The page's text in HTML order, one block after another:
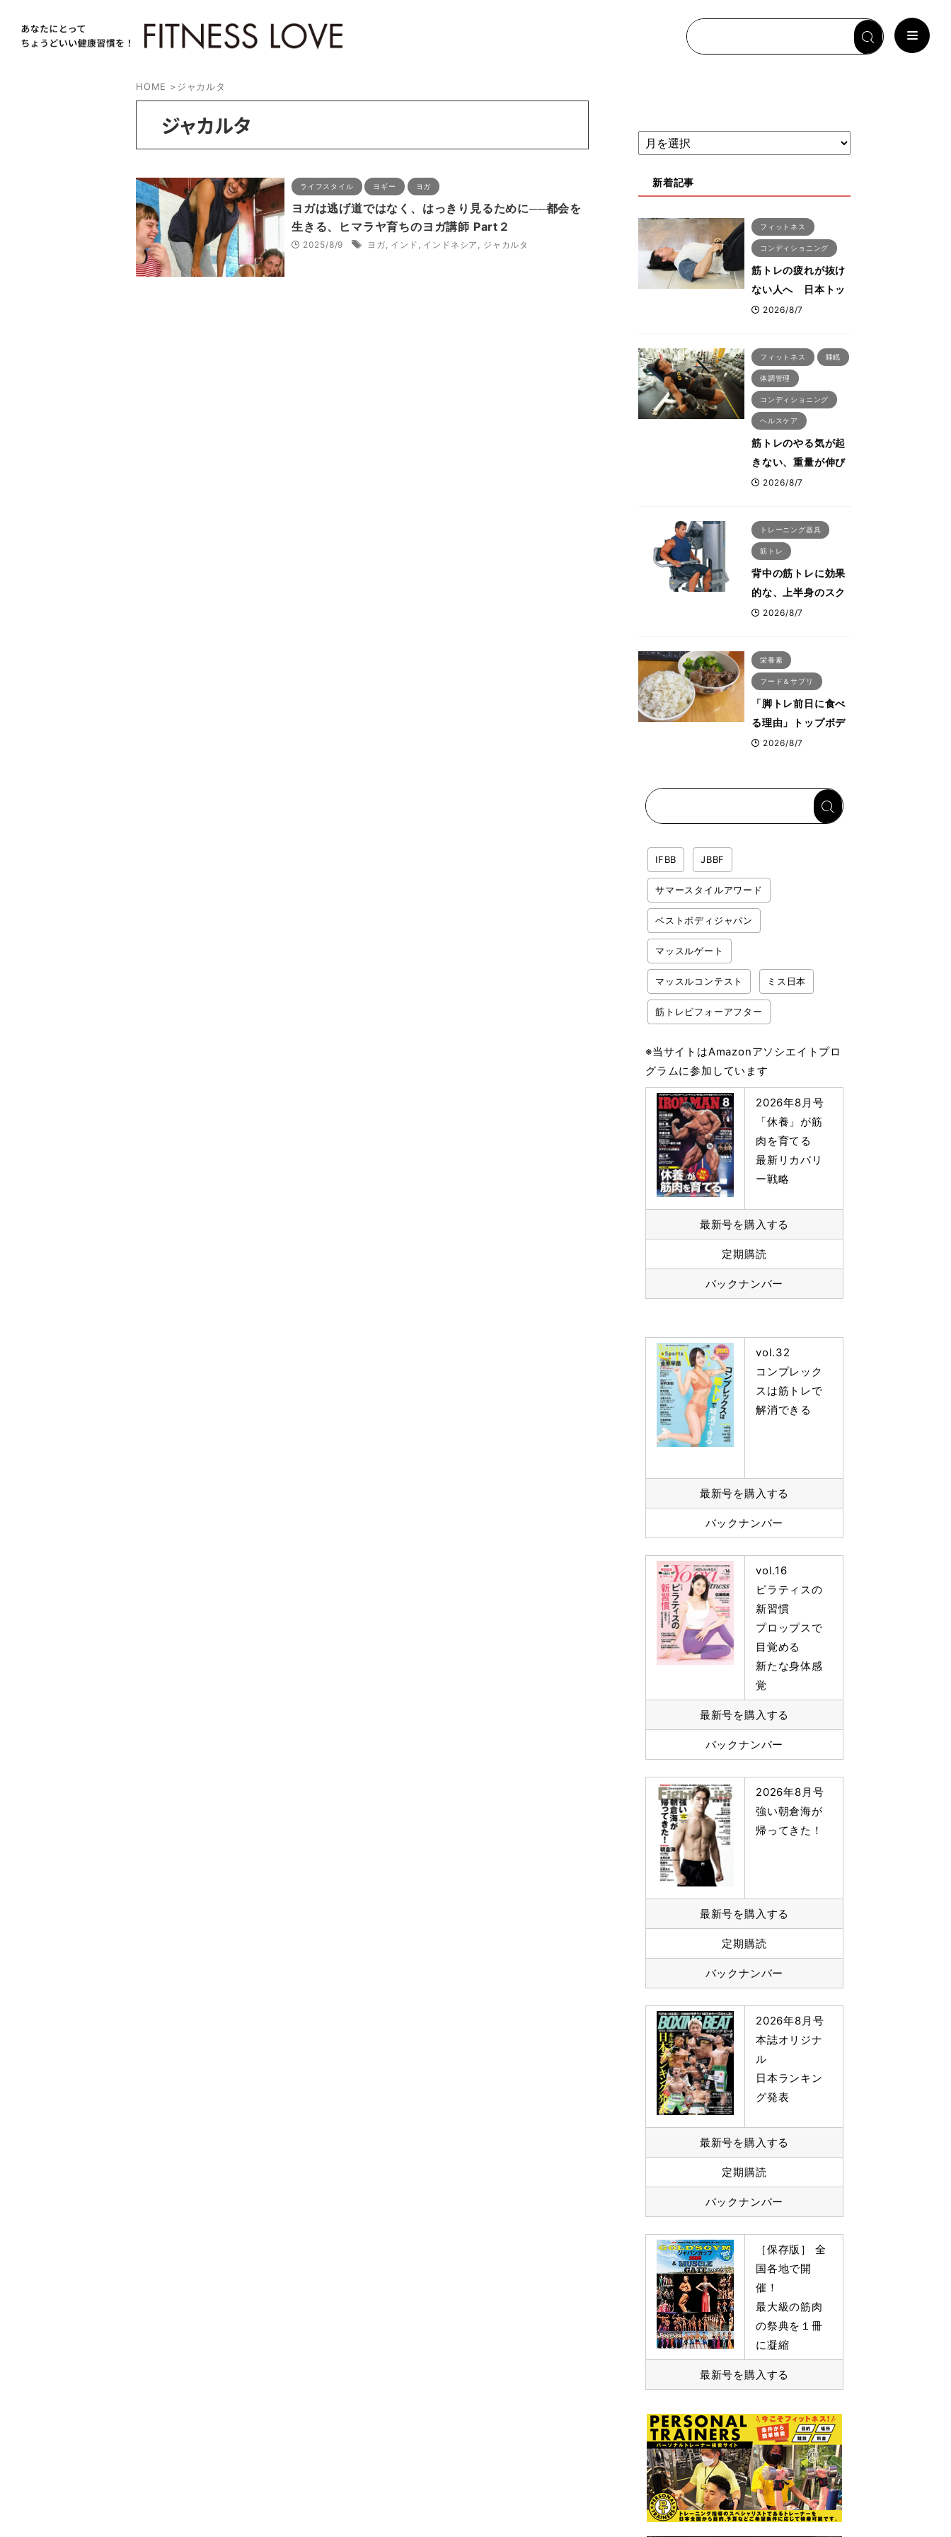
HOME >ジャカルタ
ジャカルタ
ライフスタイル ヨギー ヨガ
ヨガは逃げ道ではなく、はっきり見るために──都会を
生きる、ヒマラヤ育ちのヨガ講師 Part２
2025/8/9 ヨガ, インド , インドネシア , ジャカルタ
新着記事
フィットネス
コンディショニング
筋トレの疲れが抜け
ない人へ 日本トッ
プボディビルダー・
る「回復習慣」
2026/8/7
フィットネス 睡眠
体調管理
コンディショニング
ヘルスケア
筋トレのやる気が起
きない、重量が伸び
ない ボディビル世
える食事・睡眠・呼
吸の整え方
2026/8/7
トレーニング器具
筋トレ
背中の筋トレに効果
的な、上半身のスク
ワットとも言われた
ス・プルオーバーマ
シン”とは？
2026/8/7
栄養素
フード＆サプリ
「脚トレ前日に食べ
る理由」トップボデ
ィビルダーが愛用す
2026/8/7
IFBB JBBF
サマースタイルアワード
ベストボディジャパン
マッスルゲート
マッスルコンテスト ミス日本
筋トレビフォーアフター
※当サイトはAmazonアソシエイトプロ
グラムに参加しています
2026年8月号
「休養」が筋
肉を育てる
最新リカバリ
ー戦略
最新号を購入する
定期購読
バックナンバー
vol.32
コンプレック
スは筋トレで
解消できる
最新号を購入する
バックナンバー
vol.16
ピラティスの
新習慣
プロップスで
目覚める
新たな身体感
覚
最新号を購入する
バックナンバー
2026年8月号
強い朝倉海が
帰ってきた！
最新号を購入する
定期購読
バックナンバー
2026年8月号
本誌オリジナ
ル
日本ランキン
グ発表
最新号を購入する
定期購読
バックナンバー
［保存版］ 全
国各地で開
催！
最大級の筋肉
の祭典を１冊
に凝縮
最新号を購入する